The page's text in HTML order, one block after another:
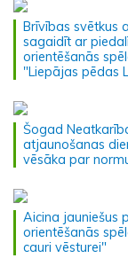
Brīvības svētkus
sagaidīt ar
orientēšanās
"Liepājas pēdas
Šogad
atjaunošanas
vēsāka par
Aicina jauniešus
orientēšanās
cauri vēsturei"